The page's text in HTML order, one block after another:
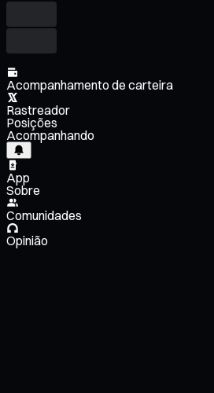
Acompanhamento de carteira
Rastreador
Posições
Acompanhando
App
Sobre
Comunidades
Opinião